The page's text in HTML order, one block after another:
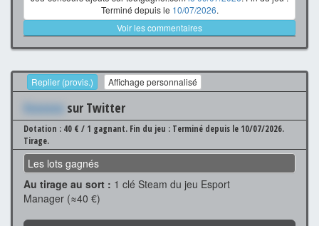
Terminé depuis le 10/07/2026.
Voir les commentaires
Replier (provis.) Affichage personnalisé
Xxxxxxx sur Twitter
Dotation : 40 € / 1 gagnant. Fin du jeu : Terminé depuis le 10/07/2026.
Tirage.
Les lots gagnés
Au tirage au sort : 1 clé Steam du jeu Esport
Manager (≈40 €)